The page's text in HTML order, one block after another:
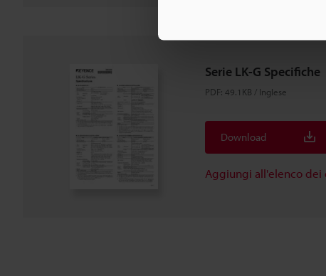
Serie LK-G Specifiche
PDF: 49.1KB / Inglese
Download
Aggiungi all'elenco dei